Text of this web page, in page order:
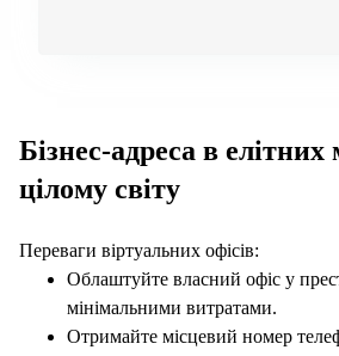
Бізнес-адреса в елітних
цілому світу
Переваги віртуальних офісів:
Облаштуйте власний офіс у
мінімальними витратами.
Отримайте місцевий номер